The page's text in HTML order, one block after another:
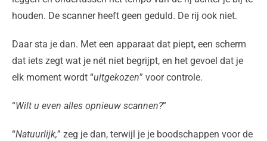
houden. De scanner heeft geen geduld. De rij ook niet.
Daar sta je dan. Met een apparaat dat piept, een scherm
dat iets zegt wat je nét niet begrijpt, en het gevoel dat je
elk moment wordt “uitgekozen” voor controle.
“Wilt u even alles opnieuw scannen?”
“Natuurlijk,” zeg je dan, terwijl je je boodschappen voor de